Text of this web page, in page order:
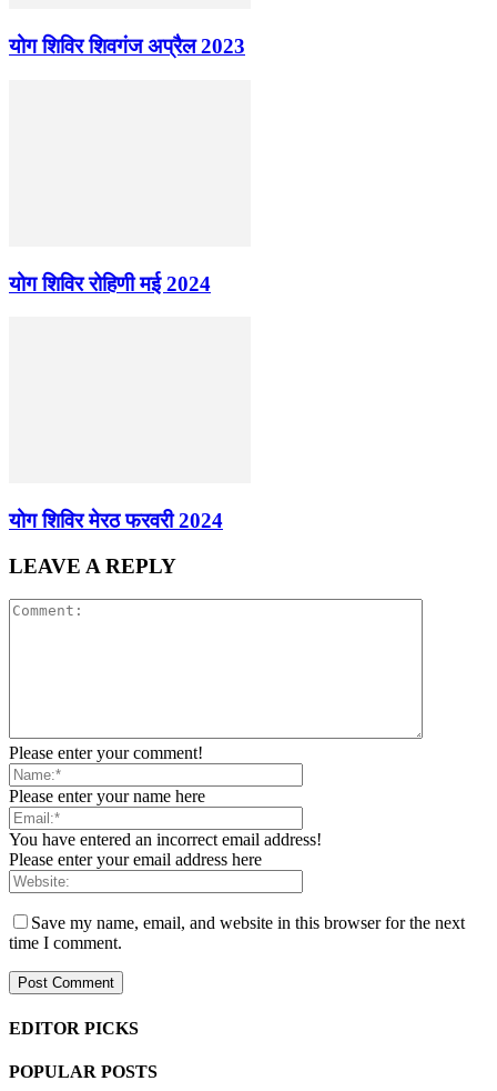
योग शिविर शिवगंज अप्रैल 2023
योग शिविर रोहिणी मई 2024
योग शिविर मेरठ फरवरी 2024
LEAVE A REPLY
Please enter your comment!
Please enter your name here
You have entered an incorrect email address!
Please enter your email address here
Save my name, email, and website in this browser for the next
time I comment.
EDITOR PICKS
POPULAR POSTS